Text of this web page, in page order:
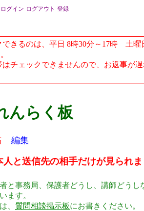
ログイン ログアウト 登録
きるのは、平日 8時30分～17時 土曜
チェックできませんので、お返事が
んらく板
編集
と送信先の相手だけが見られま
と事務局、保護者どうし、講師どうし
ます。
、 質問相談掲示板にお書きください。